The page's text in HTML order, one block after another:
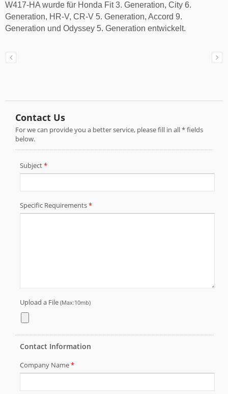
W417-HA wurde für Honda Fit 3. Generation, City 6.
Generation, HR-V, CR-V 5. Generation, Accord 9.
Generation und Odyssey 5. Generation entwickelt.